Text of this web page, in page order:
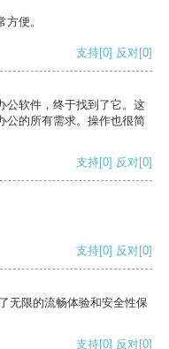
便。
支持[0] 反对[0]
公软件，终于找到了它。这
公的所有需求。操作也很简
支持[0] 反对[0]
支持[0] 反对[0]
无限的流畅体验和安全性保
支持[0] 反对[0]